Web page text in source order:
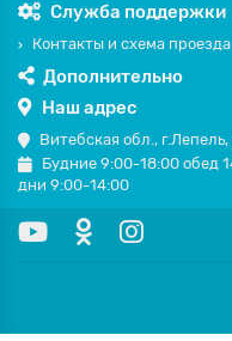
Служба поддержки
Контакты и схема проезда
Дополнительно
Наш адрес
Витебская обл.,
Будние 9:00-18:00 обед
дни 9:00-14:00